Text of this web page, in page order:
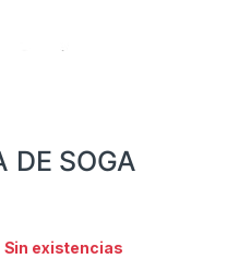
DE SOGA
Sin existencias